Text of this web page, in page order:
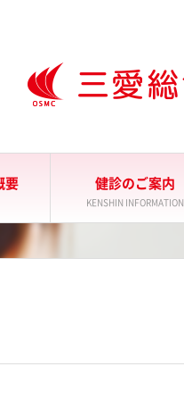
要 健診のご案内
KENSHIN INFORMATION